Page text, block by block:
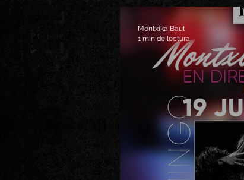
Montxika Baut
1 min de lectura